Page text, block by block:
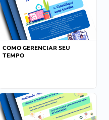
COMO GERENCIAR SEU
TEMPO